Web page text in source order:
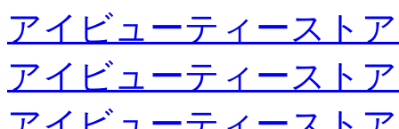
アイビューティースト
アイビューティースト